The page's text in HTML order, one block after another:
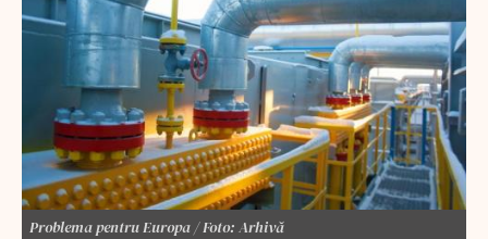
Problema pentru Europa / Foto: Arhivă